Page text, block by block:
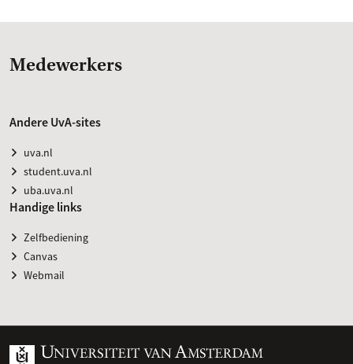
Medewerkers
Andere UvA-sites
uva.nl
student.uva.nl
uba.uva.nl
Handige links
Zelfbediening
Canvas
Webmail